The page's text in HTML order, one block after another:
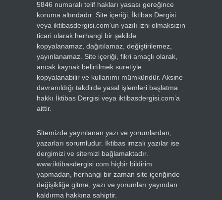
5846 numaralı telif hakları yasası gereğince
koruma altındadır. Site içeriği, İktibas Dergisi
veya iktibasdergisi.com’un yazılı izni olmaksızın
ticari olarak herhangi bir şekilde
kopyalanamaz, dağıtılamaz, değiştirilemez,
yayınlanamaz. Site içeriği, fikri amaçlı olarak,
ancak kaynak belirtilmek suretiyle
kopyalanabilir ve kullanımı mümkündür. Aksine
davranıldığı takdirde yasal işlemleri başlatma
hakkı İktibas Dergisi veya iktibasdergisi.com’a
aittir.
Sitemizde yayınlanan yazı ve yorumlardan,
yazarları sorumludur. İktibas imzalı yazılar ise
dergimizi ve sitemizi bağlamaktadır.
www.iktibasdergisi.com hiçbir bildirim
yapmadan, herhangi bir zaman site içeriğinde
değişikliğe gitme, yazı ve yorumları yayından
kaldırma hakkına sahiptir.